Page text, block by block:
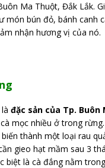
Ma Thuột, Đắk Lắk.
món bún đỏ, bánh canh
nhận hương vị của nó.
đặc sản của Tp.
mọc nhiều ở trong
thành một loại rau
gieo hạt mầm sau 3
biệt là cà đắng nằm